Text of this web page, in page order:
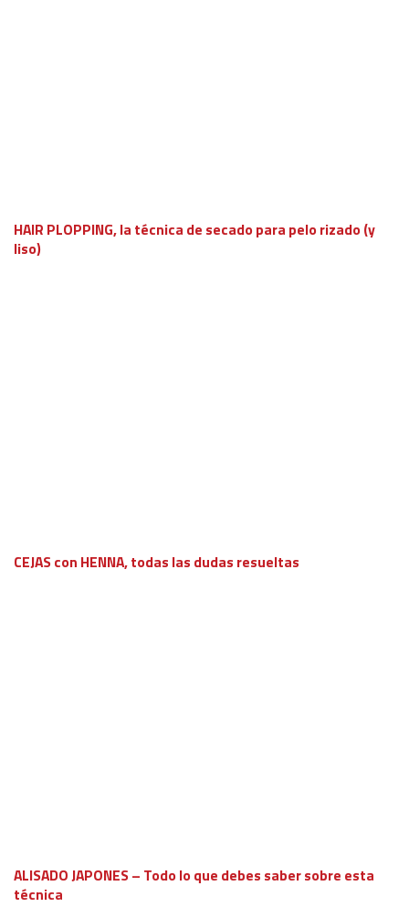
HAIR PLOPPING, la técnica de secado para pelo rizado (y
liso)
CEJAS con HENNA, todas las dudas resueltas
ALISADO JAPONES – Todo lo que debes saber sobre esta
técnica